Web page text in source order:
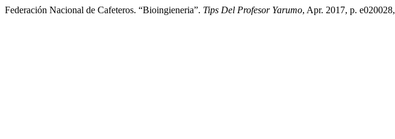
Federación Nacional de Cafeteros. “Bioingieneria”. Tips Del Profesor Yarumo, Apr. 2017, p. e020028,